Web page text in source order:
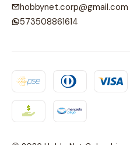
hobbynet.corp@gmail.com
573508861614